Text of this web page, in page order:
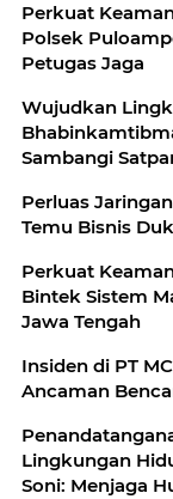
Perkuat
Polsek
Petugas Jaga
Wujudkan
Sambangi
Perluas
Temu Bisnis
Perkuat
Bintek Sistem
Jawa Tengah
Insiden di PT
Ancaman
Lingkungan
Soni: Menjaga